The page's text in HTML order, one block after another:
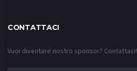
CONTATTACI
Vuoi diventare nostro sponsor? Contattaci!